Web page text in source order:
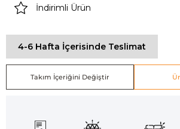
İndirimli Ürün
4-6 Hafta İçerisinde Teslimat
Takım İçeriğini Değiştir